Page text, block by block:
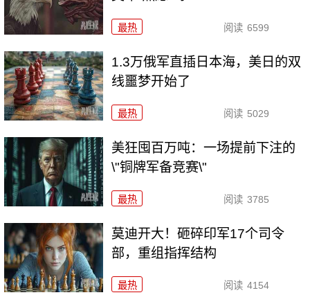
最热 阅读 6599
1.3万俄军直插日本海，美日的双
线噩梦开始了
最热 阅读 5029
美狂囤百万吨：一场提前下注的
\"铜牌军备竞赛\"
最热 阅读 3785
莫迪开大！砸碎印军17个司令
部，重组指挥结构
最热 阅读 4154